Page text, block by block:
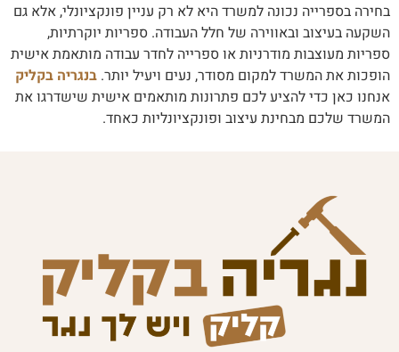
בחירה בספרייה נכונה למשרד היא לא רק עניין פונקציונלי, אלא גם
השקעה בעיצוב ובאווירה של חלל העבודה. ספריות יוקרתיות,
ספריות מעוצבות מודרניות או ספרייה לחדר עבודה מותאמת אישית
הופכות את המשרד למקום מסודר, נעים ויעיל יותר. בנגריה בקליק
אנחנו כאן כדי להציע לכם פתרונות מותאמים אישית שישדרגו את
המשרד שלכם מבחינת עיצוב ופונקציונליות כאחד.